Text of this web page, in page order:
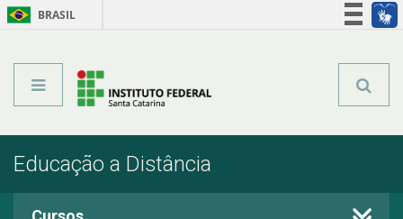
BRASIL
Educação a Distância